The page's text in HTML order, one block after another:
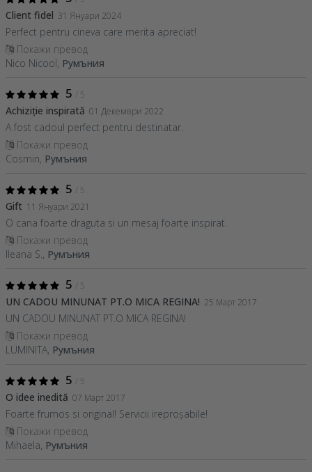
Client fidel 31 Януари 2024
Perfect pentru cineva care merita apreciat!
Покажи превод
Nico Nicool, Румъния
5 / 5
Achiziție inspirată 01 Декември 2022
A fost cadoul perfect pentru destinatar.
Покажи превод
Cosmin, Румъния
5 / 5
Gift 11 Януари 2021
O cana foarte draguta si un mesaj foarte inspirat.
Покажи превод
Ileana S., Румъния
5 / 5
UN CADOU MINUNAT PT.O MICA REGINA! 25 Март 2017
UN CADOU MINUNAT PT.O MICA REGINA!
Покажи превод
LUMINITA, Румъния
5 / 5
O idee inedită 07 Март 2017
Foarte frumos si original! Servicii ireproșabile!
Покажи превод
Mihaela, Румъния